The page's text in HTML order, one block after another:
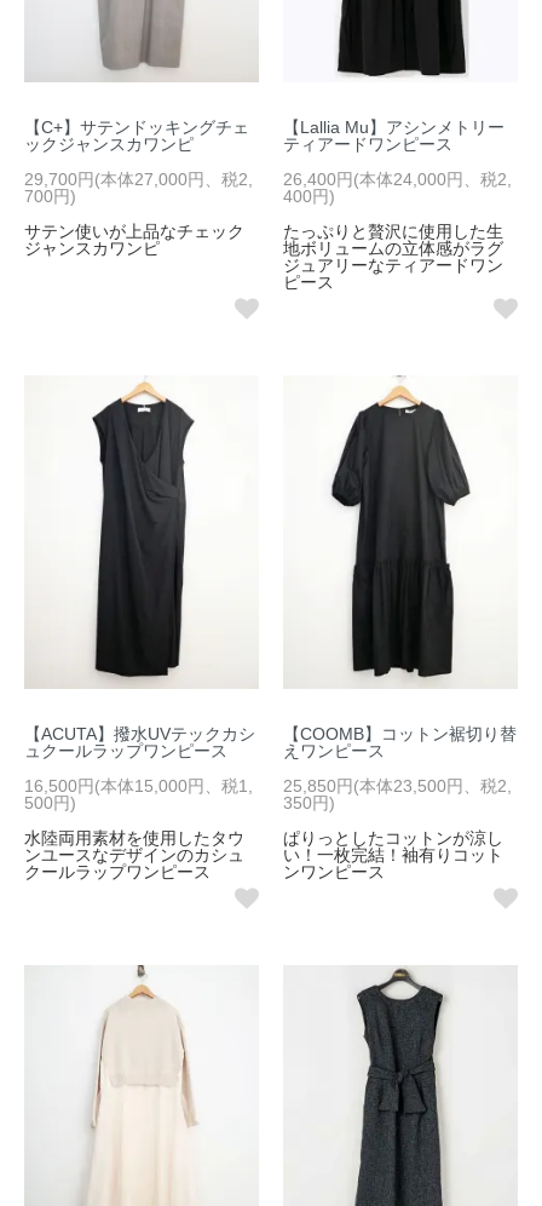
【C+】サテンドッキングチェ
ックジャンスカワンピ
29,700円(本体27,000円、税2,
700円)
サテン使いが上品なチェック
ジャンスカワンピ
【Lallia Mu】アシンメトリー
ティアードワンピース
26,400円(本体24,000円、税2,
400円)
たっぷりと贅沢に使用した生
地ボリュームの立体感がラグ
ジュアリーなティアードワン
ピース
【ACUTA】撥水UVテックカシ
ュクールラップワンピース
16,500円(本体15,000円、税1,
500円)
水陸両用素材を使用したタウ
ンユースなデザインのカシュ
クールラップワンピース
【COOMB】コットン裾切り替
えワンピース
25,850円(本体23,500円、税2,
350円)
ぱりっとしたコットンが涼し
い！一枚完結！袖有りコット
ンワンピース